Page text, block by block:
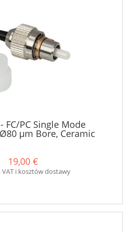
FC/PC Single Mode
µm Bore, Ceramic
µm Boot - Thorlabs
19,00 €
VAT i kosztów dostawy